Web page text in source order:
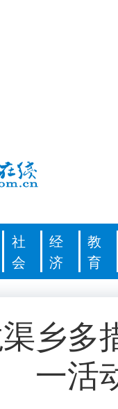
社
会
经
济
教
育
乡多
一活